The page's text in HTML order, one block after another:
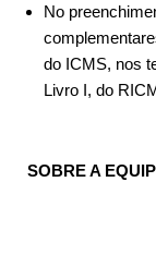
No
do ICMS, nos
Livro I, do
SOBRE A